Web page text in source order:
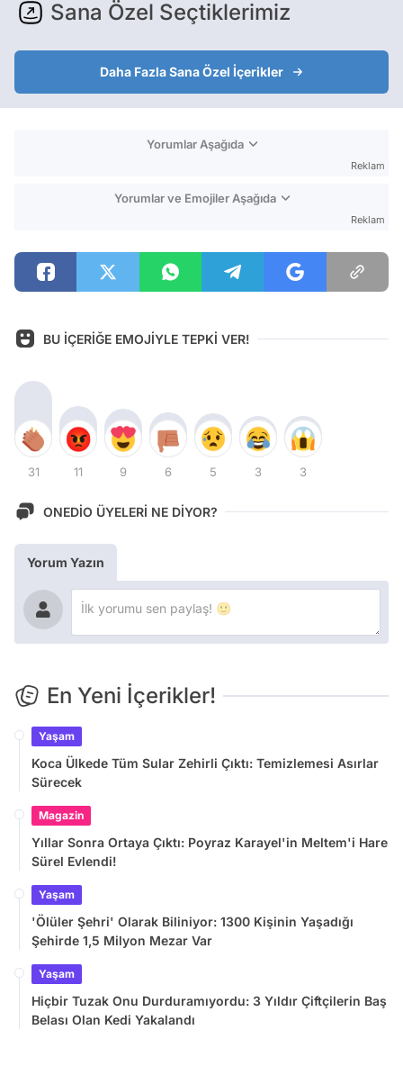
Sana Özel Seçtiklerimiz
Daha Fazla Sana Özel İçerikler
Yorumlar Aşağıda
Reklam
Yorumlar ve Emojiler Aşağıda
Reklam
BU İÇERİĞE EMOJİYLE TEPKİ VER!
31 11 9 6 5 3 3
ONEDİO ÜYELERİ NE DİYOR?
Yorum Yazın
En Yeni İçerikler!
Yaşam
Koca Ülkede Tüm Sular Zehirli Çıktı: Temizlemesi Asırlar
Sürecek
Magazin
Yıllar Sonra Ortaya Çıktı: Poyraz Karayel'in Meltem'i Hare
Sürel Evlendi!
Yaşam
'Ölüler Şehri' Olarak Biliniyor: 1300 Kişinin Yaşadığı
Şehirde 1,5 Milyon Mezar Var
Yaşam
Hiçbir Tuzak Onu Durduramıyordu: 3 Yıldır Çiftçilerin Baş
Belası Olan Kedi Yakalandı